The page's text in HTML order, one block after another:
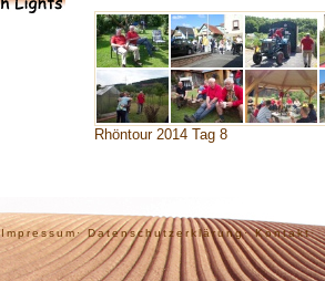
Rhöntour 2014 Tag 8
Impressum· Datenschutzerklärung· Kontakt·